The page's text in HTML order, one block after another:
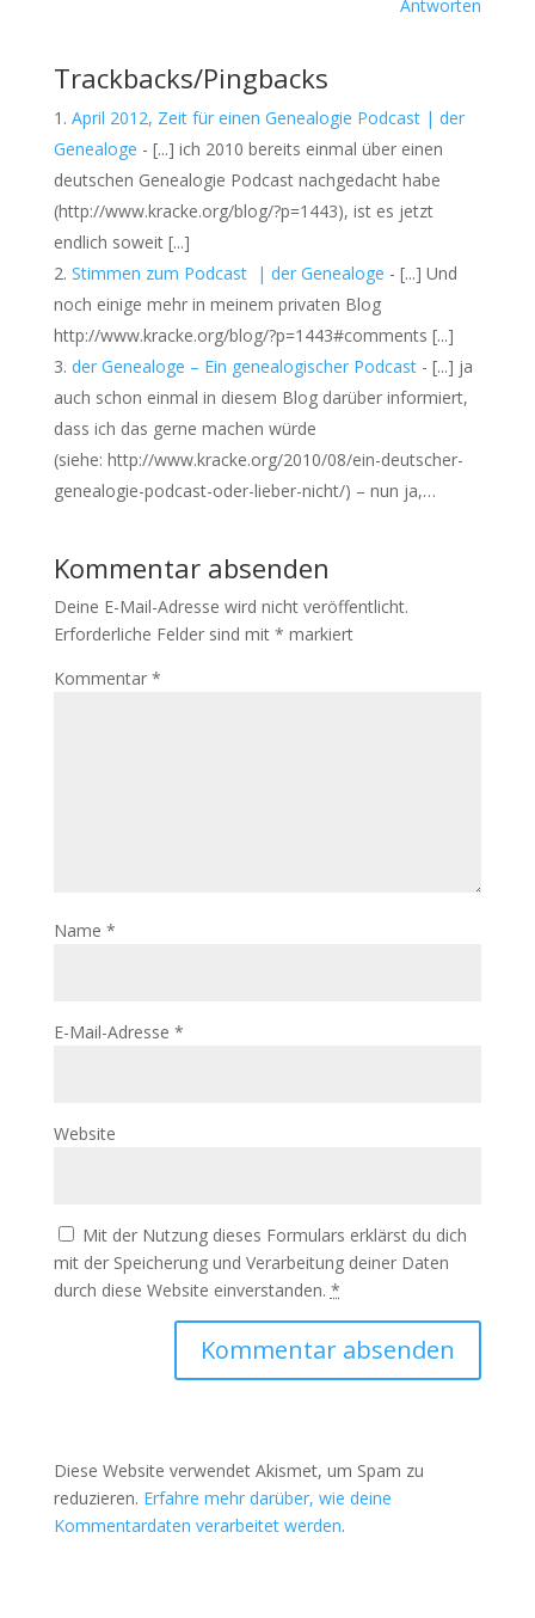
Antworten
Trackbacks/Pingbacks
April 2012, Zeit für einen Genealogie Podcast | der
Genealoge - [...] ich 2010 bereits einmal über einen
deutschen Genealogie Podcast nachgedacht habe
(http://www.kracke.org/blog/?p=1443), ist es jetzt
endlich soweit [...]
Stimmen zum Podcast | der Genealoge - [...] Und
noch einige mehr in meinem privaten Blog
http://www.kracke.org/blog/?p=1443#comments [...]
der Genealoge – Ein genealogischer Podcast- [...] ja
auch schon einmal in diesem Blog darüber informiert,
dass ich das gerne machen würde
(siehe: http://www.kracke.org/2010/08/ein-deutscher-
genealogie-podcast-oder-lieber-nicht/) – nun ja,…
Kommentar absenden
Deine E-Mail-Adresse wird nicht veröffentlicht.
Erforderliche Felder sind mit * markiert
Kommentar *
Name *
E-Mail-Adresse *
Website
Mit der Nutzung dieses Formulars erklärst du dich
mit der Speicherung und Verarbeitung deiner Daten
durch diese Website einverstanden. *
Diese Website verwendet Akismet, um Spam zu
reduzieren. Erfahre mehr darüber, wie deine
Kommentardaten verarbeitet werden.